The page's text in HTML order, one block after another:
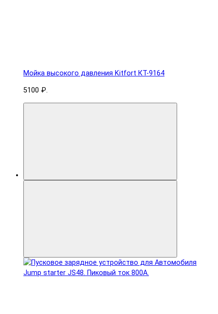
Мойка высокого давления Kitfort КТ-9164
5100 ₽.